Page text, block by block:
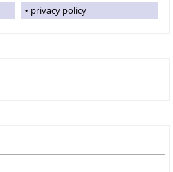
privacy policy